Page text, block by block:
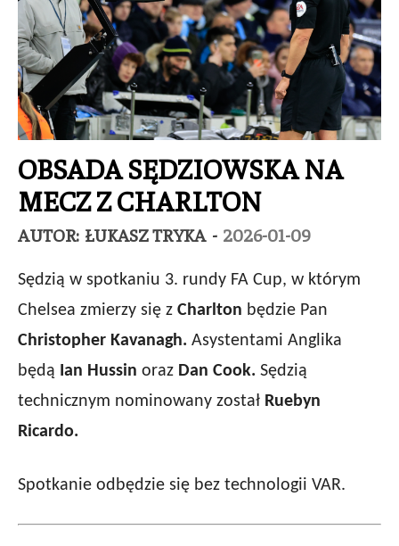
OBSADA SĘDZIOWSKA NA
MECZ Z CHARLTON
AUTOR: ŁUKASZ TRYKA - 2026-01-09
Sędzią w spotkaniu 3. rundy FA Cup, w którym
Chelsea zmierzy się z Charlton będzie Pan
Christopher Kavanagh. Asystentami Anglika
będą Ian Hussin oraz Dan Cook. Sędzią
technicznym nominowany został Ruebyn
Ricardo.
Spotkanie odbędzie się bez technologii VAR.